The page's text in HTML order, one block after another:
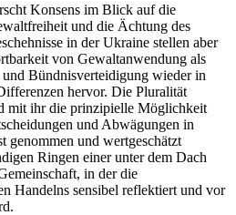
Konsens im Blick auf die
und die Ächtung des
in der Ukraine stellen aber
von Gewaltanwendung als
Bündnisverteidigung wieder in
hervor. Die Pluralität
mit ihr die prinzipielle Möglichkeit
und Abwägungen in
genommen und wertgeschätzt
Ringen einer unter dem Dach
in der die
Handelns sensibel reflektiert und vor